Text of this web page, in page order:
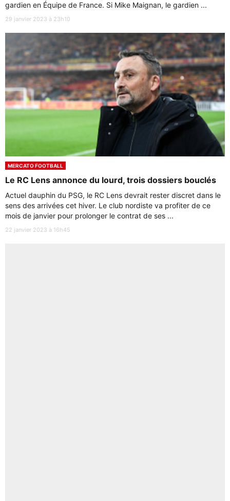
gardien en Équipe de France. Si Mike Maignan, le gardien ...
29 janvier 2023 à 23h10
MERCATO FOOTBALL
Le RC Lens annonce du lourd, trois dossiers bouclés
Actuel dauphin du PSG, le RC Lens devrait rester discret dans le
sens des arrivées cet hiver. Le club nordiste va profiter de ce
mois de janvier pour prolonger le contrat de ses ...
22 janvier 2023 à 16h45